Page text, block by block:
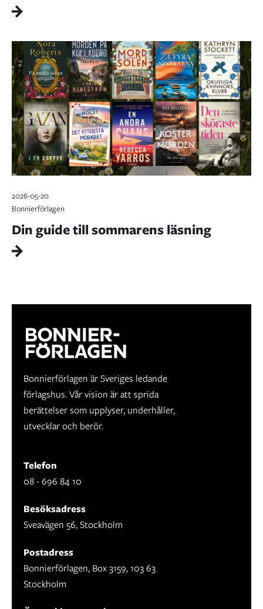
2026-05-20
Bonnierförlagen
Din guide till sommarens läsning
Bonnierförlagen är Sveriges ledande
förlagshus. Vår vision är att sprida
berättelser som upplyser, underhåller,
utvecklar och berör.
Telefon
08 - 696 84 10
Besöksadress
Sveavägen 56, Stockholm
Postadress
Bonnierförlagen, Box 3159, 103 63
Stockholm